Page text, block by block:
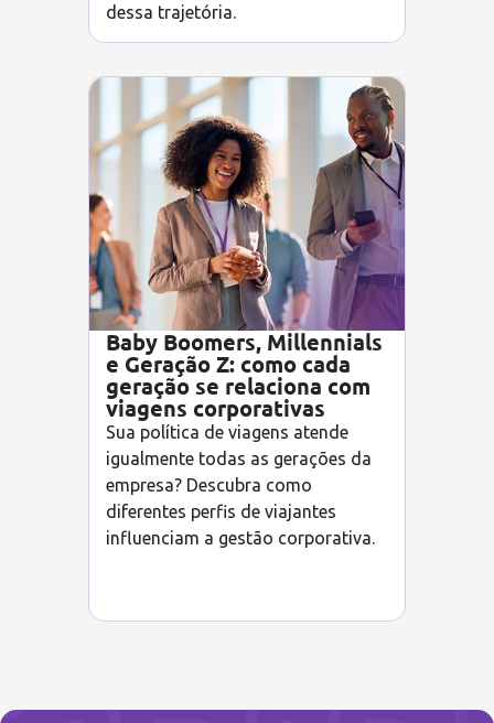
dessa trajetória.
Baby Boomers, Millennials
e Geração Z: como cada
geração se relaciona com
viagens corporativas
Sua política de viagens atende
igualmente todas as gerações da
empresa? Descubra como
diferentes perfis de viajantes
influenciam a gestão corporativa.